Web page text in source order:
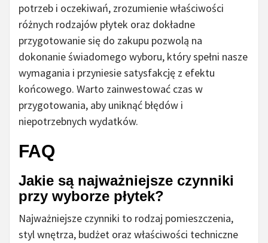
potrzeb i oczekiwań, zrozumienie właściwości
różnych rodzajów płytek oraz dokładne
przygotowanie się do zakupu pozwolą na
dokonanie świadomego wyboru, który spełni nasze
wymagania i przyniesie satysfakcję z efektu
końcowego. Warto zainwestować czas w
przygotowania, aby uniknąć błędów i
niepotrzebnych wydatków.
FAQ
Jakie są najważniejsze czynniki
przy wyborze płytek?
Najważniejsze czynniki to rodzaj pomieszczenia,
styl wnętrza, budżet oraz właściwości techniczne